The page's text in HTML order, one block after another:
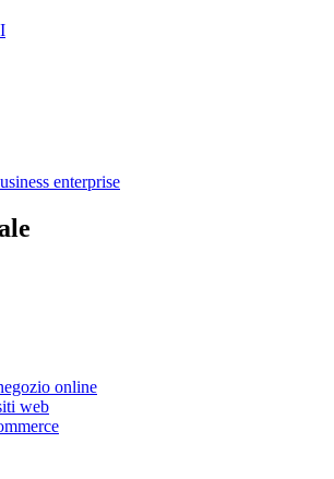
enterprise
online
web